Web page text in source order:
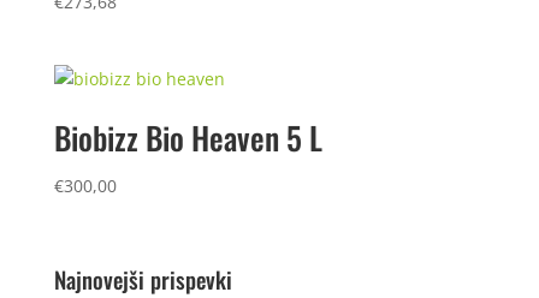
Biobizz Bio Heaven 5 L
€300,00
Najnovejši prispevki